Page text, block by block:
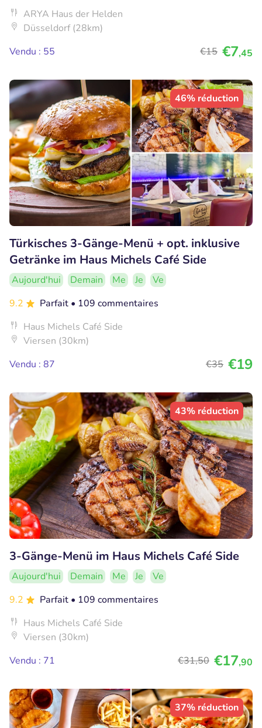
ARYA Haus der Helden
Düsseldorf (28km)
Vendu : 55
€15 €7,45
46% réduction
Türkisches 3-Gänge-Menü + opt. inklusive
Getränke im Haus Michels Café Side
Aujourd'hui Demain Me Je
Ve
9.2
Parfait • 109 commentaires
Haus Michels Café Side
Viersen (30km)
Vendu : 87
€35 €19
43% réduction
3-Gänge-Menü im Haus Michels Café Side
Aujourd'hui Demain Me Je
Ve
9.2
Parfait • 109 commentaires
Haus Michels Café Side
Viersen (30km)
Vendu : 71
€31,50 €17,90
37% réduction